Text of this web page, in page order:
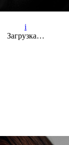
i
Загрузка…